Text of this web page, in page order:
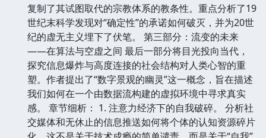
复制了其试图取代的宗教体系的教条性。重点分析了19
世纪末科学发现对“确定性”的承诺如何破灭，并为20世
纪的虚无主义埋下了伏笔。 第三部分：流变的未来
——在算法与空虚之间 最后一部分将目光投向当代，
探究信息爆炸与高度连接的社会结构对人类心智的重
塑。作者提出了“数字景观的幽灵”这一概念，旨在描述
我们如何在一个由数据流构建的虚拟环境中寻求真实
感。 章节细析： 1. 注意力经济下的自我破碎。 分析社
交媒体和无休止的信息推送如何将个体的认知资源碎片